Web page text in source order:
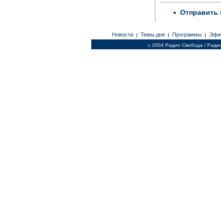
Отправить
Новости | Темы дня | Программы |
c 2004 Радио Свобода /